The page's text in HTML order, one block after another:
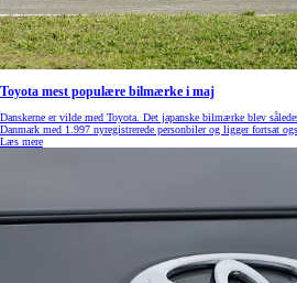
Toyota mest populære bilmærke i maj
Danskerne er vilde med Toyota. Det japanske bilmærke blev
Danmark med 1.997 nyregistrerede personbiler og ligger fortsat
Læs mere